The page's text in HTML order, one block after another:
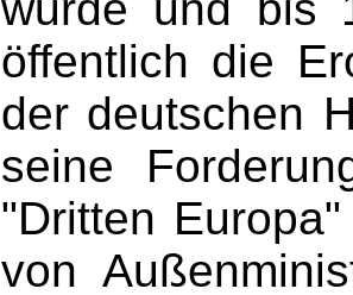
öffentlich die
der deutschen
seine
"Dritten
von